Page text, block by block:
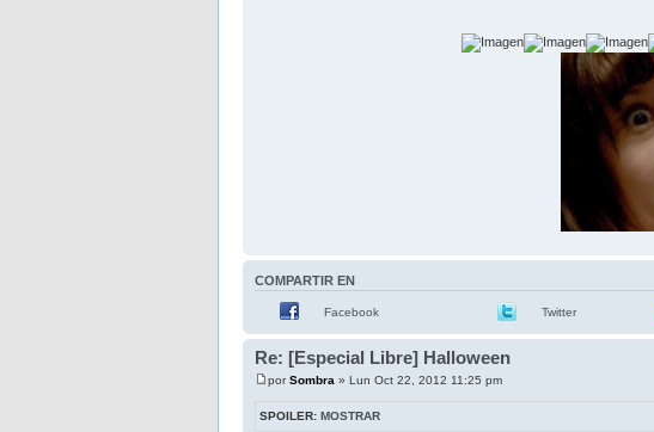
COMPARTIR EN
Facebook Twitter
Re: [Especial Libre] Halloween
porSombra » Lun Oct 22, 2012 11:25 pm
SPOILER: MOSTRAR